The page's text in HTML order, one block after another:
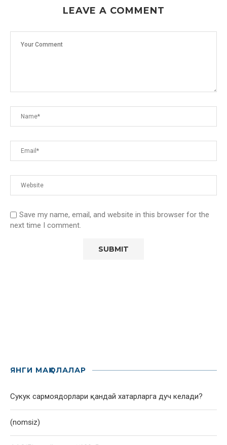
LEAVE A COMMENT
Save my name, email, and website in this browser for the
next time I comment.
ЯНГИ МАҚОЛАЛАР
Сукук сармоядорлари қандай хатарларга дуч келади?
(nomsiz)